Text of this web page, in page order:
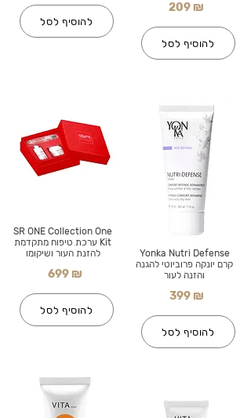
להוסיף לסל
SR ONE Collection One
Kit ערכת טיפוח מתקדמת
להזנת העור ושיקומו
699 ₪
להוסיף לסל
209 ₪
להוסיף לסל
Yonka Nutri Defense
קרם יונקה פרוביוטי להגנה
והזנה לעור
399 ₪
להוסיף לסל